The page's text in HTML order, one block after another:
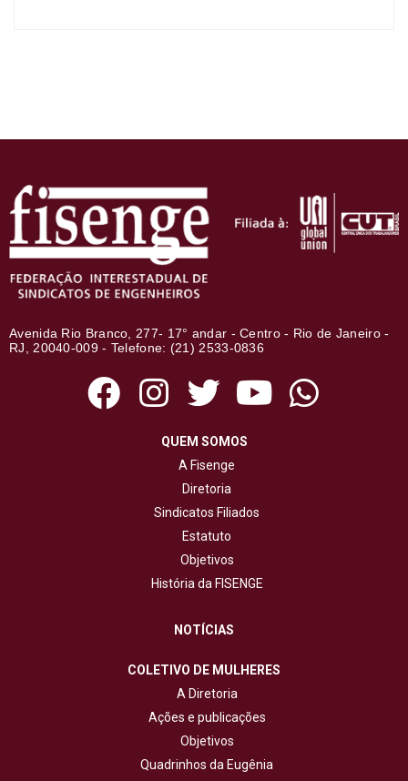
Avenida Rio Branco, 277- 17° andar - Centro - Rio de Janeiro -
RJ, 20040-009 - Telefone: (21) 2533-0836
QUEM SOMOS
A Fisenge
Diretoria
Sindicatos Filiados
Estatuto
Objetivos
História da FISENGE
NOTÍCIAS
COLETIVO DE MULHERES
A Diretoria
Ações e publicações
Objetivos
Quadrinhos da Eugênia